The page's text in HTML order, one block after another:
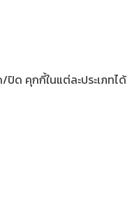
ด คุกกี้ในแต่ละประเภทได้